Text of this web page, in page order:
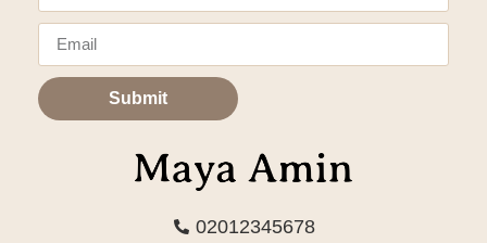
Submit
02012345678